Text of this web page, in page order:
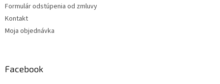
Formulár odstúpenia od zmluvy
Kontakt
Moja objednávka
Facebook